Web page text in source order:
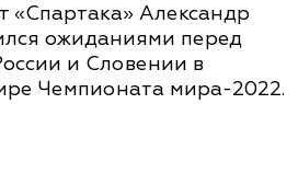
«Спартака» Александр
ожиданиями перед
и Словении в
Чемпионата мира-2022.